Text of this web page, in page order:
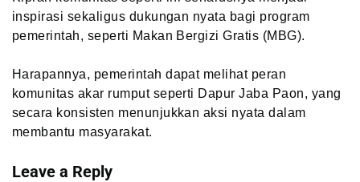
inspirasi sekaligus dukungan nyata bagi program
pemerintah, seperti Makan Bergizi Gratis (MBG).
Harapannya, pemerintah dapat melihat peran
komunitas akar rumput seperti Dapur Jaba Paon, yang
secara konsisten menunjukkan aksi nyata dalam
membantu masyarakat.
Leave a Reply